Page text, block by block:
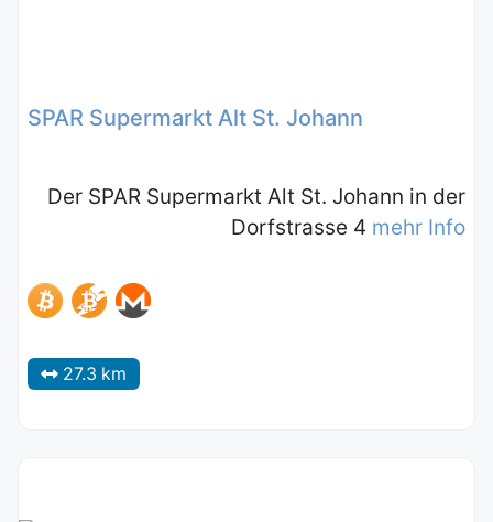
SPAR Supermarkt Alt St. Johann
Der SPAR Supermarkt Alt St. Johann in der
Dorfstrasse 4 mehr Info
27.3 km